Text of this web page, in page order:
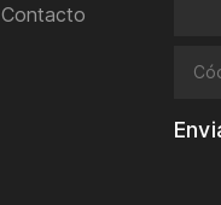
Contacto